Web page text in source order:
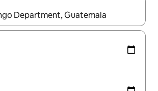
rezultatai, juos naršyti galite